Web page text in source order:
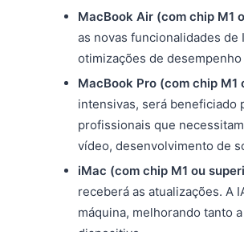
MacBook Air (com chip M1
as novas funcionalidades
otimizações de
MacBook Pro (com chip M1
intensivas, será beneficiado
profissionais que
vídeo, desenvolvimento de
iMac (com chip M1 ou
receberá as atualizações. A
máquina, melhorando tanto